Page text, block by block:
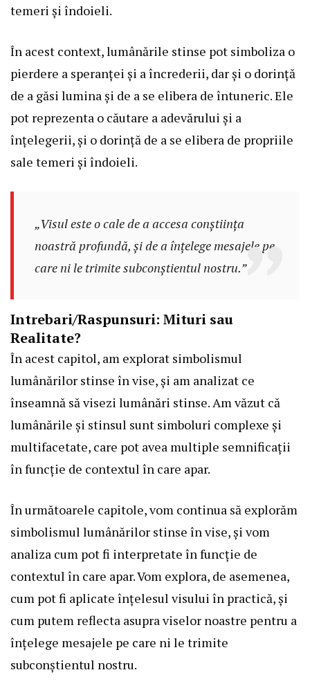
temeri și îndoieli.
În acest context, lumânările stinse pot simboliza o
pierdere a speranței și a încrederii, dar și o dorință
de a găsi lumina și de a se elibera de întuneric. Ele
pot reprezenta o căutare a adevărului și a
înțelegerii, și o dorință de a se elibera de propriile
sale temeri și îndoieli.
„Visul este o cale de a accesa conștiința
noastră profundă, și de a înțelege mesajele pe
care ni le trimite subconștientul nostru.”
Intrebari/Raspunsuri: Mituri sau
Realitate?
În acest capitol, am explorat simbolismul
lumânărilor stinse în vise, și am analizat ce
înseamnă să visezi lumânări stinse. Am văzut că
lumânările și stinsul sunt simboluri complexe și
multifacetate, care pot avea multiple semnificații
în funcție de contextul în care apar.
În următoarele capitole, vom continua să explorăm
simbolismul lumânărilor stinse în vise, și vom
analiza cum pot fi interpretate în funcție de
contextul în care apar. Vom explora, de asemenea,
cum pot fi aplicate înțelesul visului în practică, și
cum putem reflecta asupra viselor noastre pentru a
înțelege mesajele pe care ni le trimite
subconștientul nostru.